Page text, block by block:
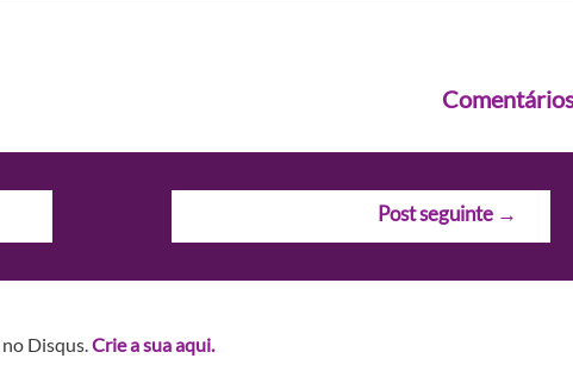
Post seguinte →
Disqus.Crie a sua aqui.